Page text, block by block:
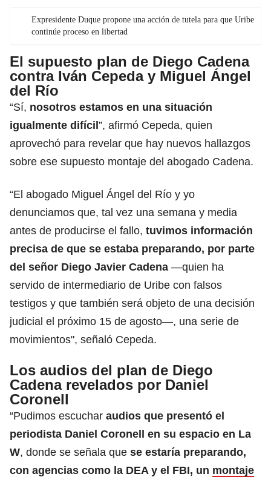
Expresidente Duque propone una acción de tutela para que Uribe
continúe proceso en libertad
El supuesto plan de Diego Cadena
contra Iván Cepeda y Miguel Ángel
del Río
“Sí, nosotros estamos en una situación
igualmente difícil”, afirmó Cepeda, quien
aprovechó para revelar que hay nuevos hallazgos
sobre ese supuesto montaje del abogado Cadena.
“El abogado Miguel Ángel del Río y yo
denunciamos que, tal vez una semana y media
antes de producirse el fallo, tuvimos información
precisa de que se estaba preparando, por parte
del señor Diego Javier Cadena —quien ha
servido de intermediario de Uribe con falsos
testigos y que también será objeto de una decisión
judicial el próximo 15 de agosto—, una serie de
movimientos", señaló Cepeda.
Los audios del plan de Diego
Cadena revelados por Daniel
Coronell
“Pudimos escuchar audios que presentó el
periodista Daniel Coronell en su espacio en La
W, donde se señala que se estaría preparando,
con agencias como la DEA y el FBI, un montaje